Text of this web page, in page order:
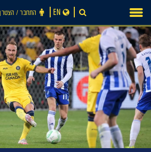
content
התחבר ‪/‬ הצטרף EN